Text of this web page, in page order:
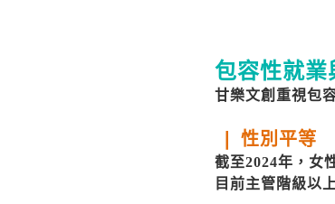
包容性就業
甘樂文創重視包
❘ 性別平等
截至2024年，女
目前主管階級以